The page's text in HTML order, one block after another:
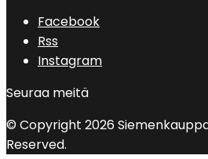
Facebook
Rss
Instagram
Seuraa meitä
© Copyright 2026
Reserved.